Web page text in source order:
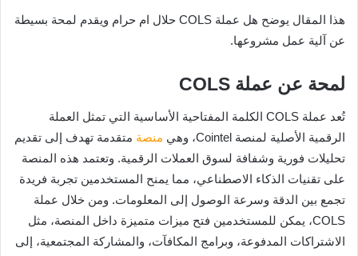
هذا المقال يوضح هل عملة COLS حلال ام حرام ويقدم لمحة بسيطة
عن آلية عمل مشروعها.
لمحة عن عملة COLS
تُعد عملة COLS الكلمة المفتاحية الأساسية التي تمثل العملة
الرقمية الأصلية لمنصة Cointel، وهي
منصة متقدمة تهدف إلى تقديم
تحليلات فورية وشفافة لسوق العملات الرقمية. وتعتمد هذه المنصة
على تقنيات الذكاء الاصطناعي، مما يمنح المستخدمين تجربة فريدة
تجمع بين الدقة وسرعة الوصول إلى المعلومات. ومن خلال عملة
COLS، يمكن للمستخدمين فتح ميزات متميزة داخل المنصة، مثل
الاشتراكات المدفوعة، وبرامج المكافآت، والمشاركة المجتمعية، إلى